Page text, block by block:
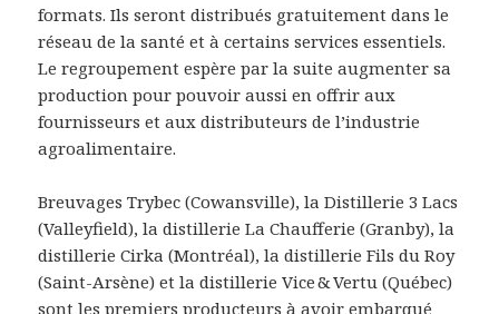
formats. Ils seront distribués gratuitement dans le
réseau de la santé et à certains services essentiels.
Le regroupement espère par la suite augmenter sa
production pour pouvoir aussi en offrir aux
fournisseurs et aux distributeurs de l’industrie
agroalimentaire.
Breuvages Trybec (Cowansville), la Distillerie 3 Lacs
(Valleyfield), la distillerie La Chaufferie (Granby), la
distillerie Cirka (Montréal), la distillerie Fils du Roy
(Saint-Arsène) et la distillerie Vice & Vertu (Québec)
sont les premiers producteurs à avoir embarqué